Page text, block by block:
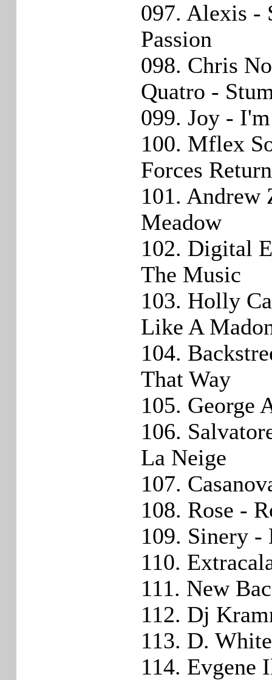
097. Alexis -
Passion
098. Chris
Quatro -
099. Joy -
100. Mflex
Forces Return
101. Andrew
Meadow
102. Digital
The Music
103. Holly
Like A
104.
That Way
105. George
106.
La Neige
107.
108. Rose -
109. Sinery -
110.
111. New
112. Dj
113. D.
114. Evgene